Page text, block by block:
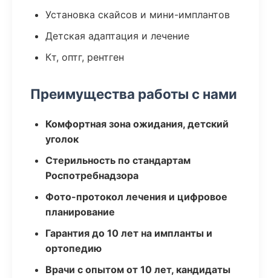
Установка скайсов и мини-имплантов
Детская адаптация и лечение
Кт, оптг, рентген
Преимущества работы с нами
Комфортная зона ожидания, детский
уголок
Стерильность по стандартам
Роспотребнадзора
Фото-протокол лечения и цифровое
планирование
Гарантия до 10 лет на импланты и
ортопедию
Врачи с опытом от 10 лет, кандидаты